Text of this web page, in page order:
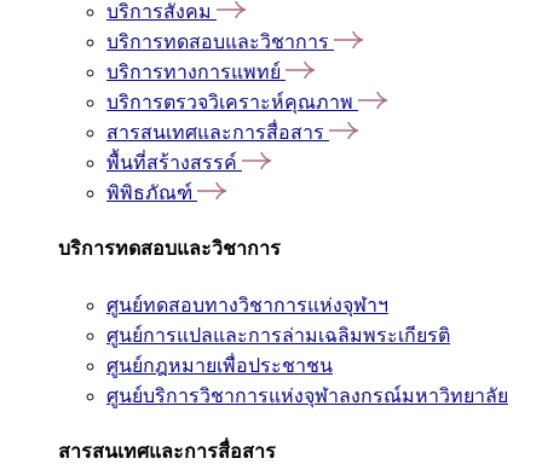
บริการสังคม
บริการทดสอบและวิชาการ
บริการทางการแพทย์
บริการตรวจวิเคราะห์คุณภาพ
สารสนเทศและการสื่อสาร
พื้นที่สร้างสรรค์
พิพิธภัณฑ์
บริการทดสอบและวิชาการ
ศูนย์ทดสอบทางวิชาการแห่งจุฬาฯ
ศูนย์การแปลและการล่ามเฉลิมพระเกียรติ
ศูนย์กฎหมายเพื่อประชาชน
ศูนย์บริการวิชาการแห่งจุฬาลงกรณ์มหาวิทยาลัย
สารสนเทศและการสื่อสาร